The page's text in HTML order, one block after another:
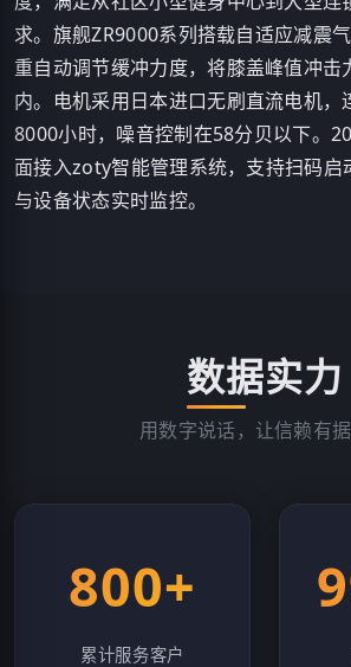
求。旗舰ZR9000系列搭载自适应减震
重自动调节缓冲力度，将膝盖峰值冲击
内。电机采用日本进口无刷直流电机，
8000小时，噪音控制在58分贝以下。
面接入zoty智能管理系统，支持扫码启
与设备状态实时监控。
数据实力
用数字说话，让信赖有
800+
累计服务客户